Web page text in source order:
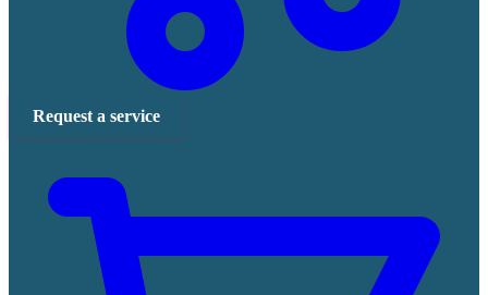
Request a service